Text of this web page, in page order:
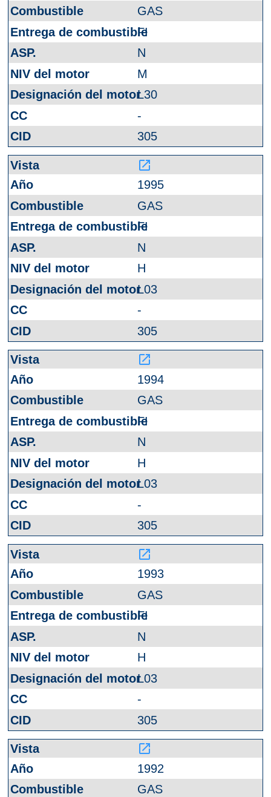
GAS
FI
N
M
L30
-
305
launch
1995
GAS
FI
N
H
L03
-
305
launch
1994
GAS
FI
N
H
L03
-
305
launch
1993
GAS
FI
N
H
L03
-
305
launch
1992
GAS